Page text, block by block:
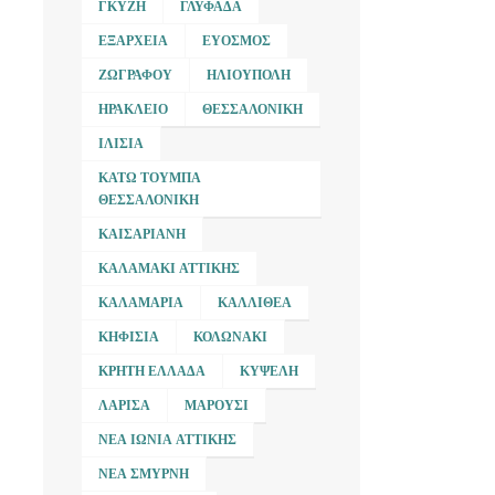
ΓΚΎΖΗ ΓΛΥΦΆΔΑ
ΕΞΆΡΧΕΙΑ ΕΎΟΣΜΟΣ
ΖΩΓΡΆΦΟΥ ΗΛΙΟΎΠΟΛΗ
ΗΡΆΚΛΕΙΟ ΘΕΣΣΑΛΟΝΊΚΗ
ΙΛΊΣΙΑ
ΚΆΤΩ ΤΟΎΜΠΑ
ΘΕΣΣΑΛΟΝΊΚΗ
ΚΑΙΣΑΡΙΑΝΉ
ΚΑΛΑΜΆΚΙ ΑΤΤΙΚΉΣ
ΚΑΛΑΜΑΡΙΆ ΚΑΛΛΙΘΈΑ
ΚΗΦΙΣΙΆ ΚΟΛΩΝΆΚΙ
ΚΡΉΤΗ ΕΛΛΆΔΑ ΚΥΨΈΛΗ
ΛΆΡΙΣΑ ΜΑΡΟΎΣΙ
ΝΈΑ ΙΩΝΊΑ ΑΤΤΙΚΉΣ
ΝΈΑ ΣΜΎΡΝΗ